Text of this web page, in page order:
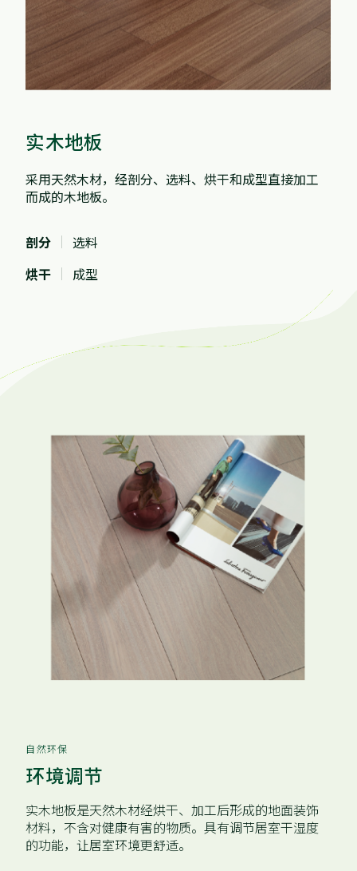
实木地板
采用天然木材，经剖分、选料、烘干和成型直接加工
而成的木地板。
剖分
选料
烘干
成型
自然环保
环境调节
实木地板是天然木材经烘干、加工后形成的地面装饰
材料，不含对健康有害的物质。具有调节居室干湿度
的功能，让居室环境更舒适。